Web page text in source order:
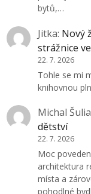
bytů,…
Jitka: Nový
strážnice
22. 7. 2026
Tohle se mi
knihovnou
Michal
dětství
22. 7. 2026
Moc
architektura
místa a
pohodlné